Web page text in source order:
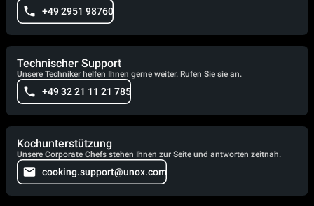
+49 2951 98760
Technischer Support
Unsere Techniker helfen Ihnen gerne weiter. Rufen Sie sie an.
+49 32 21 11 21 785
Kochunterstützung
Unsere Corporate Chefs stehen Ihnen zur Seite und antworten zeitnah.
cooking.support@unox.com